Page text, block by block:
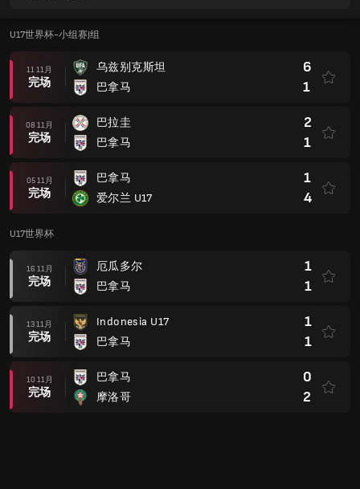
U17世界杯-小组赛J组
11 11月
完场
乌兹别克斯坦
巴拿马
6
1
08 11月
完场
巴拉圭
巴拿马
2
1
05 11月
完场
巴拿马
爱尔兰 U17
1
4
U17世界杯
16 11月
完场
厄瓜多尔
巴拿马
1
1
13 11月
完场
Indonesia U17
巴拿马
1
1
10 11月
完场
巴拿马
摩洛哥
0
2